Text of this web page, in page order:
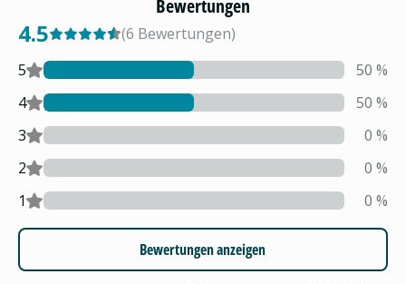
Bewertungen
4.5 (6 Bewertungen)
5
50 %
4
50 %
3
0 %
2
0 %
1
0 %
Bewertungen anzeigen